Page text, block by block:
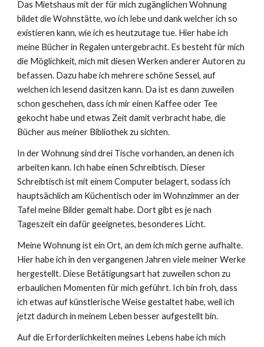
Das Mietshaus mit der für mich zugänglichen Wohnung
bildet die Wohnstätte, wo ich lebe und dank welcher ich so
existieren kann, wie ich es heutzutage tue. Hier habe ich
meine Bücher in Regalen untergebracht. Es besteht für mich
die Möglichkeit, mich mit diesen Werken anderer Autoren zu
befassen. Dazu habe ich mehrere schöne Sessel, auf
welchen ich lesend dasitzen kann. Da ist es dann zuweilen
schon geschehen, dass ich mir einen Kaffee oder Tee
gekocht habe und etwas Zeit damit verbracht habe, die
Bücher aus meiner Bibliothek zu sichten.
In der Wohnung sind drei Tische vorhanden, an denen ich
arbeiten kann. Ich habe einen Schreibtisch. Dieser
Schreibtisch ist mit einem Computer belagert, sodass ich
hauptsächlich am Küchentisch oder im Wohnzimmer an der
Tafel meine Bilder gemalt habe. Dort gibt es je nach
Tageszeit ein dafür geeignetes, besonderes Licht.
Meine Wohnung ist ein Ort, an dem ich mich gerne aufhalte.
Hier habe ich in den vergangenen Jahren viele meiner Werke
hergestellt. Diese Betätigungsart hat zuweilen schon zu
erbaulichen Momenten für mich geführt. Ich bin froh, dass
ich etwas auf künstlerische Weise gestaltet habe, weil ich
jetzt dadurch in meinem Leben besser aufgestellt bin.
Auf die Erforderlichkeiten meines Lebens habe ich mich